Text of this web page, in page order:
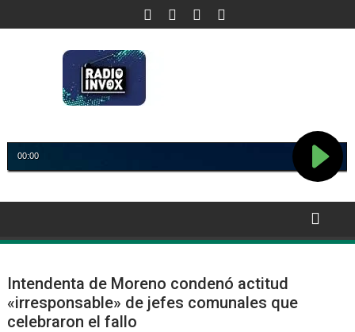
al
Intendenta de Moreno condenó actitud
«irresponsable» de jefes comunales que
celebraron el fallo